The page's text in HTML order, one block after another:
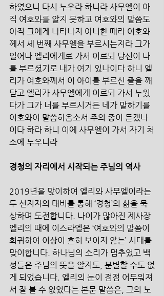
하였으니 다시 누우라 하니라 사무엘이 아
직 여호와를 알지 못하고 여호와의 말씀도
아직 그에게 나타나지 아니한 때라 여호와
께서 세 번째 사무엘을 부르시는지라 그가
일어나 엘리에게로 가서 이르되 당신이 나
를 부르셨기로 내가 여기 있나이다 하니 엘
리가 여호와께서 이 아이를 부르신 줄을 깨
닫고 엘리가 사무엘에게 이르되 가서 누웠
다가 그가 너를 부르시거든 네가 말하기를
여호와여 말씀하옵소서 주의 종이 듣겠나
이다 하라 하니 이에 사무엘이 가서 자기 처
소에 누우니라​
경청의 자리에서 시작되는 주님의 역사
2019년을 맞이하여 엘리와 사무엘이라는
두 선지자의 대비를 통해 ‘경청’의 삶을 묵
상하며 도전합니다. 나이가 많아진 제사장
엘리의 때에 이스라엘은 ‘여호와의 말씀이
희귀하여 이상이 흔히 보이지 않는’ 시대를
맞이합니다. 하나님의 소리가 멈추었고 백
성들은 주님의 뜻을 알지도, 분별할 수도 없
게 되었습니다. 엘리의 눈이 점점 어두워져
서 잘 볼 수 없었다는 본문 말씀은, 그의 노